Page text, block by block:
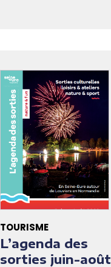
TOURISME
L’agenda des
sorties juin-août